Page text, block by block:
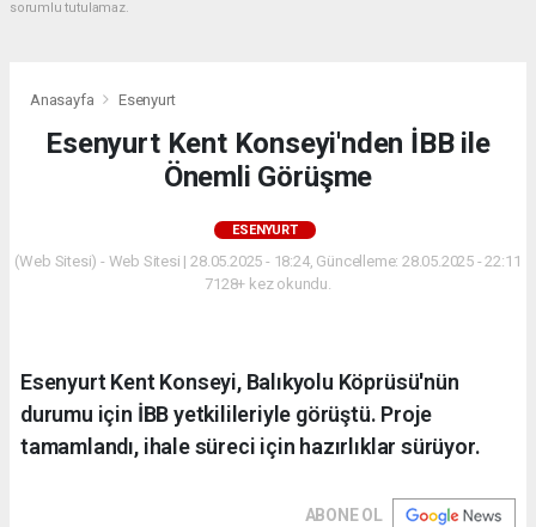
sorumlu tutulamaz.
Anasayfa Esenyurt
Esenyurt Kent Konseyi'nden İBB ile
Önemli Görüşme
ESENYURT
(Web Sitesi) - Web Sitesi | 28.05.2025 - 18:24, Güncelleme: 28.05.2025 - 22:11
7128+ kez okundu.
Esenyurt Kent Konseyi, Balıkyolu Köprüsü'nün
durumu için İBB yetkilileriyle görüştü. Proje
tamamlandı, ihale süreci için hazırlıklar sürüyor.
ABONE OL